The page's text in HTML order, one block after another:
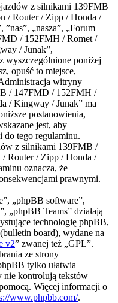
z silnikami 139FMB
/ Router / Zipp / Honda /
„nasza”, „Forum
/ 152FMH / Romet /
/ Junak”,
wyszczególnione poniżej
opuść to miejsce,
witryny
/ 147FMD / 152FMH /
/ Kingway / Junak” ma
postanowienia,
jest, aby
do tego regulaminu.
z silnikami 139FMB /
Router / Zipp / Honda /
oznacza, że
prawnymi.
„phpBB software”,
„phpBB Teams” działają
technologię phpBB,
board), wydane na
v2” zwanej też „GPL”.
ze strony
tylko ułatwia
nie kontrolują tekstów
Więcej informacji o
www.phpbb.com/.